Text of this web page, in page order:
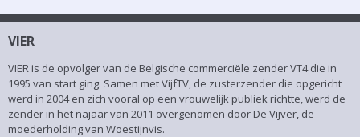
VIER
VIER is de opvolger van de Belgische commerciële zender VT4 die in
1995 van start ging. Samen met VijfTV, de zusterzender die opgericht
werd in 2004 en zich vooral op een vrouwelijk publiek richtte, werd de
zender in het najaar van 2011 overgenomen door De Vijver, de
moederholding van Woestijnvis.